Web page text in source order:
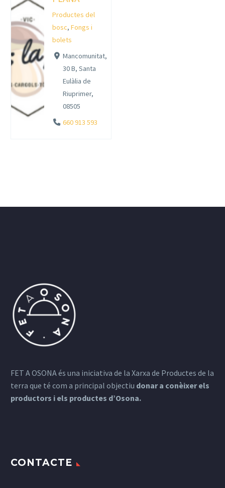
Productes del
bosc,Fongs i
bolets
Mancomunitat,
30 B, Santa
Eulàlia de
Riuprimer,
08505
660 913 593
FET A OSONA és una iniciativa de la Xarxa de Productes de la
terra que té com a principal objectiu donar a conèixer els
productors i els productes d’Osona.
CONTACTE